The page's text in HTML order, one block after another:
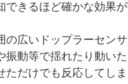
できるほど確かな効果
の広いドップラーセン
振動等で揺れたり動いた
だけでも反応してしま